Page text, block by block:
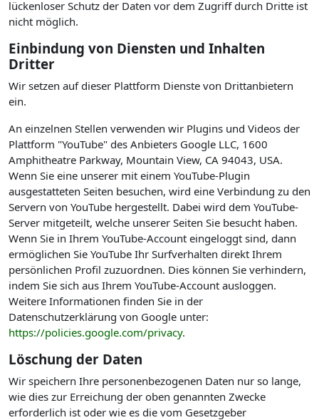
lückenloser Schutz der Daten vor dem Zugriff durch Dritte ist
nicht möglich.
Einbindung von Diensten und Inhalten
Dritter
Wir setzen auf dieser Plattform Dienste von Drittanbietern
ein.
An einzelnen Stellen verwenden wir Plugins und Videos der
Plattform "YouTube" des Anbieters Google LLC, 1600
Amphitheatre Parkway, Mountain View, CA 94043, USA.
Wenn Sie eine unserer mit einem YouTube-Plugin
ausgestatteten Seiten besuchen, wird eine Verbindung zu den
Servern von YouTube hergestellt. Dabei wird dem YouTube-
Server mitgeteilt, welche unserer Seiten Sie besucht haben.
Wenn Sie in Ihrem YouTube-Account eingeloggt sind, dann
ermöglichen Sie YouTube Ihr Surfverhalten direkt Ihrem
persönlichen Profil zuzuordnen. Dies können Sie verhindern,
indem Sie sich aus Ihrem YouTube-Account ausloggen.
Weitere Informationen finden Sie in der
Datenschutzerklärung von Google unter:
https://policies.google.com/privacy.
Löschung der Daten
Wir speichern Ihre personenbezogenen Daten nur so lange,
wie dies zur Erreichung der oben genannten Zwecke
erforderlich ist oder wie es die vom Gesetzgeber